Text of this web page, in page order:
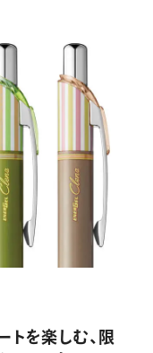
トを楽しむ、限